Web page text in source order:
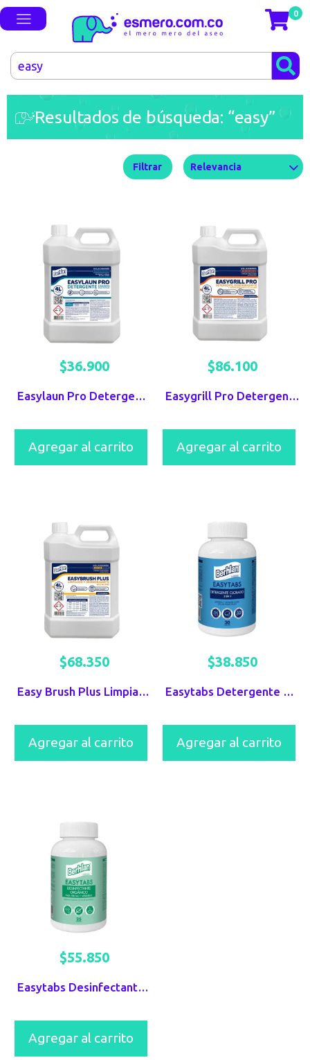
0
Resultados de búsqueda: “easy”
Filtrar
Easylaun Pro Detergente Líquido Para Textiles Berhlan
$36.900
Agregar al carrito
Easygrill Pro Detergente Desengrasante y Desincrustante Alcalino Berhlan
$86.100
Agregar al carrito
Easy Brush Plus Limpiador y Desengrasante Alcalino Berhlan
$68.350
Agregar al carrito
Easytabs Detergente Clorado 2 en 1 Berhlan
$38.850
Agregar al carrito
Easytabs Desinfectante Orgánico Berhlan
$55.850
Agregar al carrito